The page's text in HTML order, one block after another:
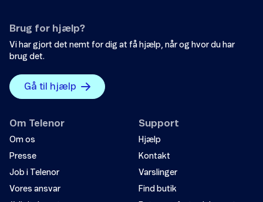
Brug for hjælp?
Vi har gjort det nemt for dig at få hjælp, når og hvor du har
brug det.
Gå til hjælp
Om Telenor
Om os
Presse
Job i Telenor
Vores ansvar
Support
Hjælp
Kontakt
Varslinger
Find butik